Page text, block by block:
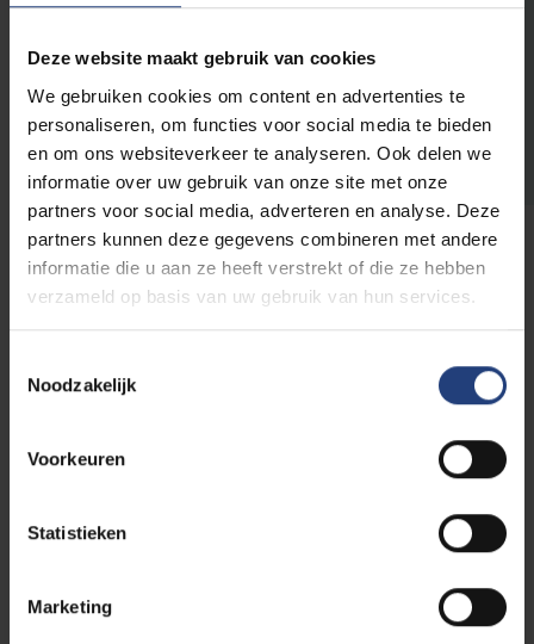
Deze website maakt gebruik van cookies
We gebruiken cookies om content en advertenties te
personaliseren, om functies voor social media te bieden
en om ons websiteverkeer te analyseren. Ook delen we
informatie over uw gebruik van onze site met onze
partners voor social media, adverteren en analyse. Deze
partners kunnen deze gegevens combineren met andere
informatie die u aan ze heeft verstrekt of die ze hebben
verzameld op basis van uw gebruik van hun services.
Noodzakelijk
Voorkeuren
Statistieken
Marketing
& Master Political Science: European and
International Governance.
Onze troeven
Divers, toegankelijk en gemotiveerd
onderwijsteam
: De studenten waarderen de
docenten en assistenten.
belang aan het voorbereiden van de studenten
op het functioneren op de werkvloer.
opleiding groeit, bestaan heel wat
opleidingsonderdelen nog uit kleine groepen.